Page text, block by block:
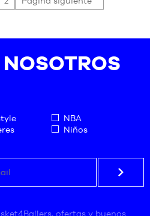
NBA
Niños
ofertas y buenos